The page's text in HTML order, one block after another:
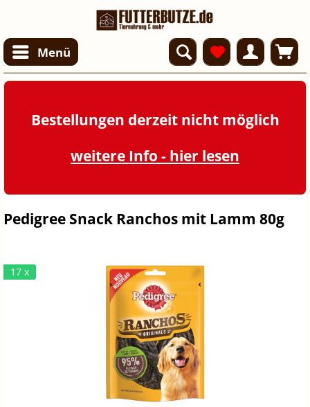
Menü
Bestellungen derzeit nicht möglich
weitere Info - hier lesen
Pedigree Snack Ranchos mit Lamm 80g
17 x